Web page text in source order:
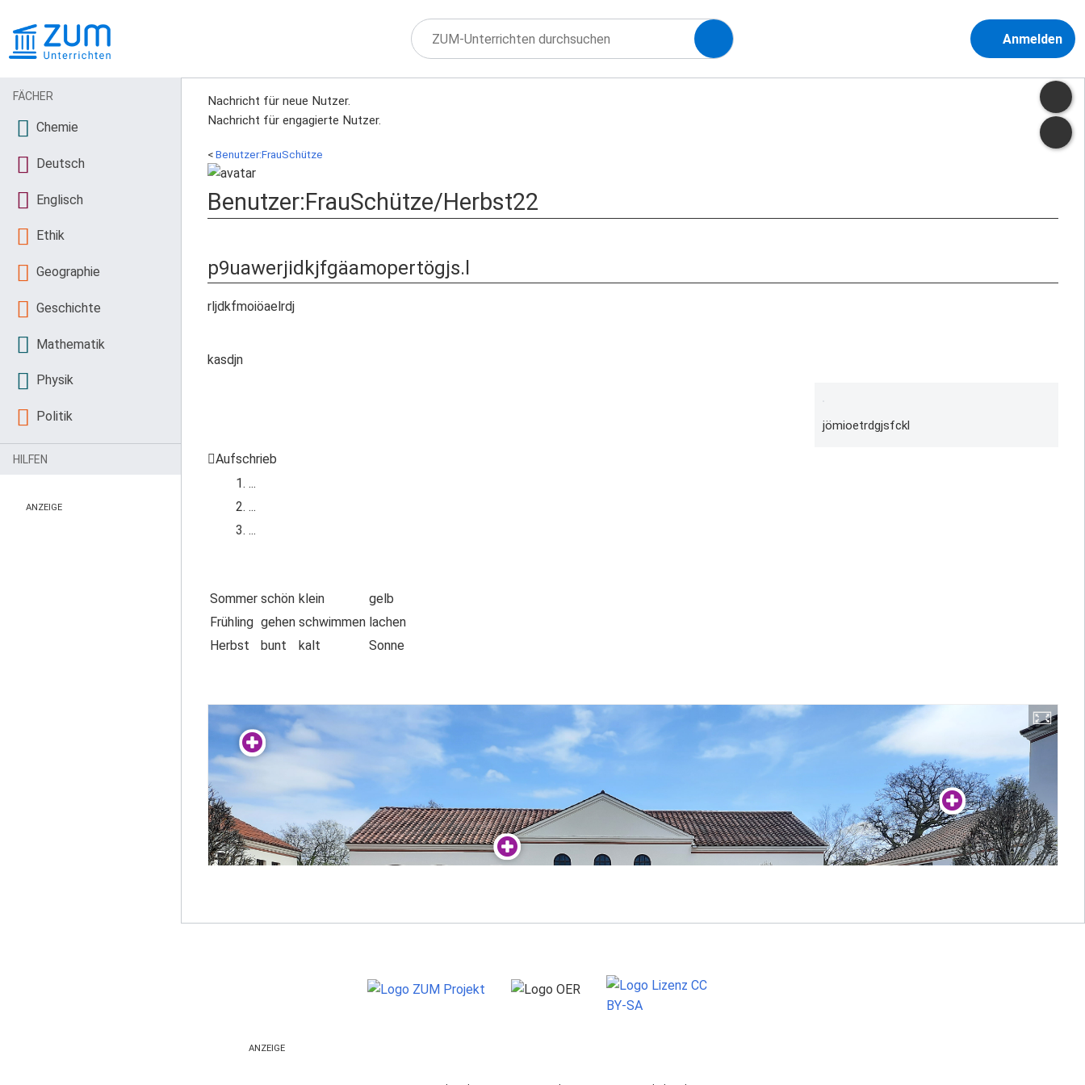
Anmelden
Nachricht für neue Nutzer.
Nachricht für engagierte Nutzer.
< Benutzer:FrauSchütze
Benutzer:FrauSchütze/Herbst22
p9uawerjidkjfgäamopertögjs.l
rljdkfmoiöaelrdj
kasdjn
jömioetrdgjsfckl
Aufschrieb
...
...
...
Sommer schön klein
gelb
Frühling gehen schwimmen lachen
Herbst
bunt kalt Sonne
FÄCHER
Chemie
Deutsch
Englisch
Ethik
Geographie
Geschichte
Mathematik
Physik
Politik
HILFEN
ANZEIGE
ANZEIGE